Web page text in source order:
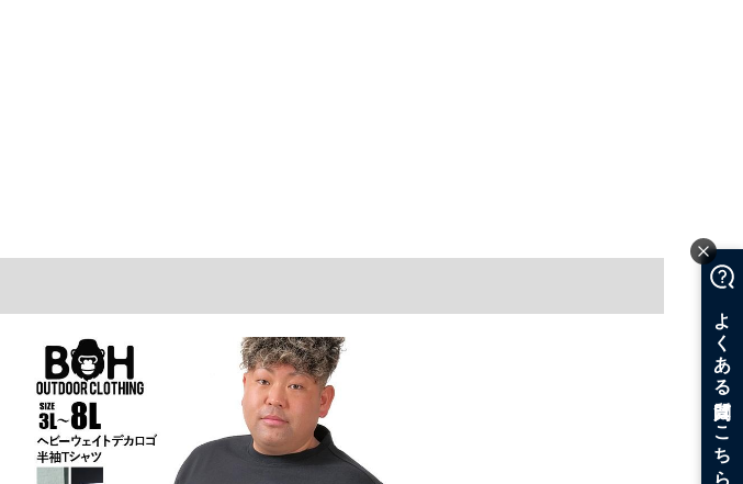
付いている、極
予めご了承くださ